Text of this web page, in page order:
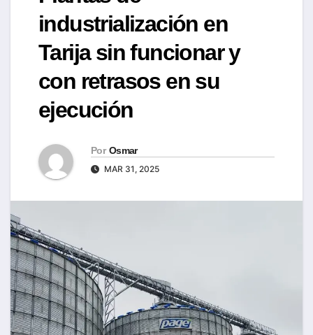
industrialización en
Tarija sin funcionar y
con retrasos en su
ejecución
Por Osmar
MAR 31, 2025